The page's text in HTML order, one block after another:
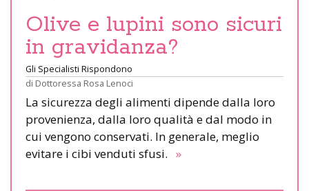
Olive e lupini sono sicuri
in gravidanza?
Gli Specialisti Rispondono
di Dottoressa Rosa Lenoci
La sicurezza degli alimenti dipende dalla loro
provenienza, dalla loro qualità e dal modo in
cui vengono conservati. In generale, meglio
evitare i cibi venduti sfusi. »